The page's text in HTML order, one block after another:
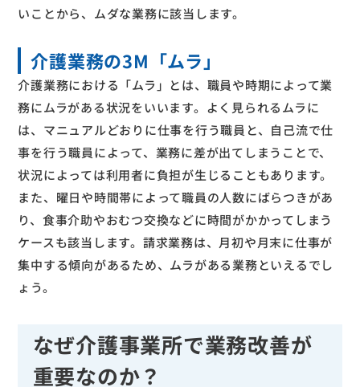
いことから、ムダな業務に該当します。
介護業務の3M「ムラ」
介護業務における「ムラ」とは、職員や時期によって業
務にムラがある状況をいいます。よく見られるムラに
は、マニュアルどおりに仕事を行う職員と、自己流で仕
事を行う職員によって、業務に差が出てしまうことで、
状況によっては利用者に負担が生じることもあります。
また、曜日や時間帯によって職員の人数にばらつきがあ
り、食事介助やおむつ交換などに時間がかかってしまう
ケースも該当します。請求業務は、月初や月末に仕事が
集中する傾向があるため、ムラがある業務といえるでし
ょう。
なぜ介護事業所で業務改善が
重要なのか？